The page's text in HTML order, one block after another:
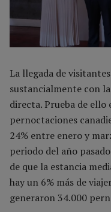
La llegada de
sustancialmente con
directa. Prueba de ello
pernoctaciones
24% entre enero y
periodo del año
de que la estancia
hay un 6% más de
generaron 34.000